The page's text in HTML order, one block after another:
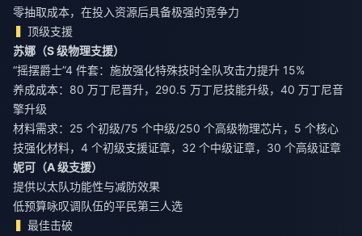
零抽取成本，在投入资源后具备极强的竞争力
顶级支援
苏娜（S 级物理支援）
“摇摆爵士”4 件套：施放强化特殊技时全队攻击力提升 15%
养成成本：80 万丁尼晋升，290.5 万丁尼技能升级，40 万丁尼音
擎升级
材料需求：25 个初级/75 个中级/250 个高级物理芯片，5 个核心
技强化材料，4 个初级支援证章，32 个中级证章，30 个高级证章
妮可（A 级支援）
提供以太队功能性与减防效果
低预算咏叹调队伍的平民第三人选
最佳击破